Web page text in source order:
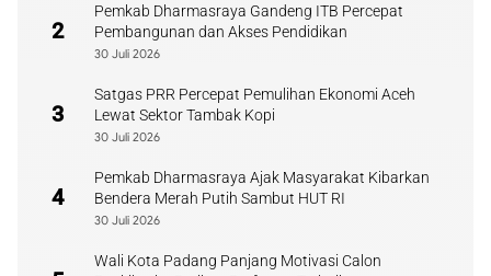
2
Pemkab Dharmasraya Gandeng ITB Percepat
Pembangunan dan Akses Pendidikan
30 Juli 2026
3
Satgas PRR Percepat Pemulihan Ekonomi Aceh
Lewat Sektor Tambak Kopi
30 Juli 2026
4
Pemkab Dharmasraya Ajak Masyarakat Kibarkan
Bendera Merah Putih Sambut HUT RI
30 Juli 2026
Wali Kota Padang Panjang Motivasi Calon